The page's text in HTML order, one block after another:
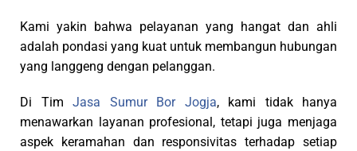
Kami yakin bahwa pelayanan yang hangat dan ahli
adalah pondasi yang kuat untuk membangun hubungan
yang langgeng dengan pelanggan.
Di Tim Jasa Sumur Bor Jogja, kami tidak hanya
menawarkan layanan profesional, tetapi juga menjaga
aspek keramahan dan responsivitas terhadap setiap